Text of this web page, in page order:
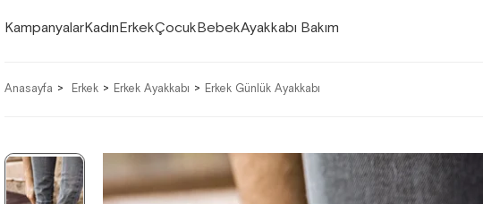
KampanyalarKadınErkekÇocukBebekAyakkabı Bakım
Anasayfa Erkek Erkek Ayakkabı Erkek Günlük Ayakkabı